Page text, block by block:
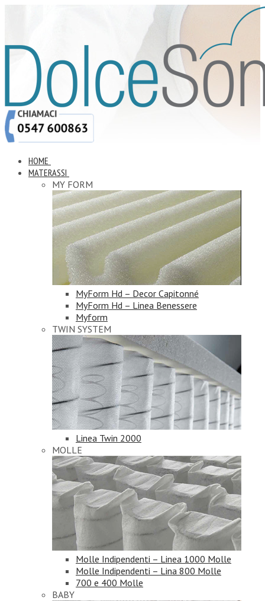
HOME
MATERASSI
MY FORM
MyForm Hd – Decor Capitonné
MyForm Hd – Linea Benessere
Myform
TWIN SYSTEM
Linea Twin 2000
MOLLE
Molle Indipendenti – Linea 1000 Molle
Molle Indipendenti – Lina 800 Molle
700 e 400 Molle
BABY